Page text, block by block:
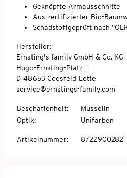
Geknöpfte Armausschnitte
Aus zertifizierter Bio-
Schadstoffgeprüft nach
Hersteller:
Ernsting's family GmbH & Co. KG
Hugo-Ernsting-Platz 1
D-48653 Coesfeld-Lette
service@ernstings-family.com
Beschaffenheit:
Musselin
Optik: Unifarben
Artikelnummer: 8722900282